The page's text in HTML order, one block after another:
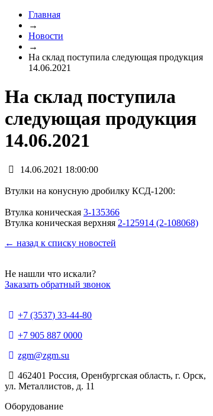
Главная
→
Новости
→
На склад поступила следующая продукция
14.06.2021
На склад поступила
следующая продукция
14.06.2021
14.06.2021 18:00:00
Втулки на конусную дробилку КСД-1200:
Втулка коническая 3-135366
Втулка коническая верхняя 2-125914 (2-108068)
← назад к списку новостей
Не нашли что искали?
Заказать обратный звонок
+7 (3537) 33-44-80
+7 905 887 0000
zgm@zgm.su
462401 Россия, Оренбургская область, г. Орск,
ул. Металлистов, д. 11
Оборудование